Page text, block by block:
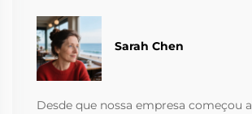
Sarah Chen
Desde que nossa empresa começou